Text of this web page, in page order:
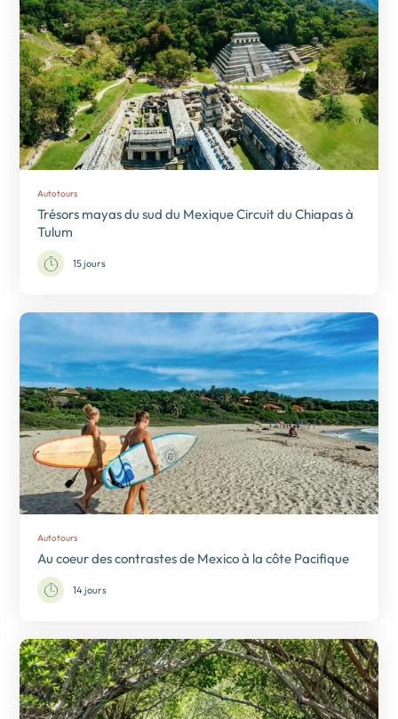
Autotours
Trésors mayas du sud du Mexique Circuit du Chiapas à
Tulum
15 jours
Autotours
Au coeur des contrastes de Mexico à la côte Pacifique
14 jours